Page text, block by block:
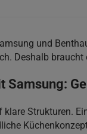
und
Deshalb
Samsung:
Strukturen.